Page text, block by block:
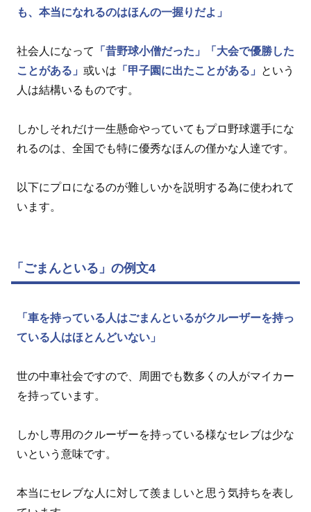
も、本当になれるのはほんの一握りだよ」
社会人になって 「昔野球小僧だった」
「大会で優勝した
ことがある」 或いは 「甲子園に出たことがある」
という
人は結構いるものです。
しかしそれだけ一生懸命やっていてもプロ野球選手にな
れるのは、全国でも特に優秀なほんの僅かな人達です。
以下にプロになるのが難しいかを説明する為に使われて
います。
「ごまんといる」の例文4
「車を持っている人はごまんといるがクルーザーを持っ
ている人はほとんどいない」
世の中車社会ですので、周囲でも数多くの人がマイカー
を持っています。
しかし専用のクルーザーを持っている様なセレブは少な
いという意味です。
本当にセレブな人に対して羨ましいと思う気持ちを表し